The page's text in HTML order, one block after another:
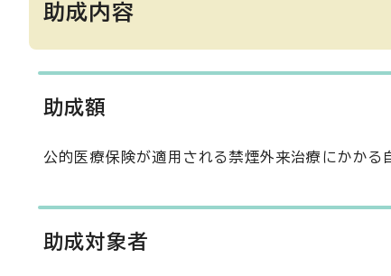
助成内容
助成額
公的医療保険が適用される禁煙外来治療にかかる
助成対象者